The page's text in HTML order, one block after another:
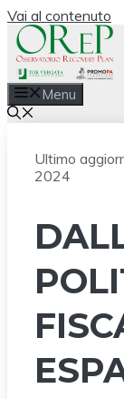
Vai al contenuto
Menu
Ultimo
2024